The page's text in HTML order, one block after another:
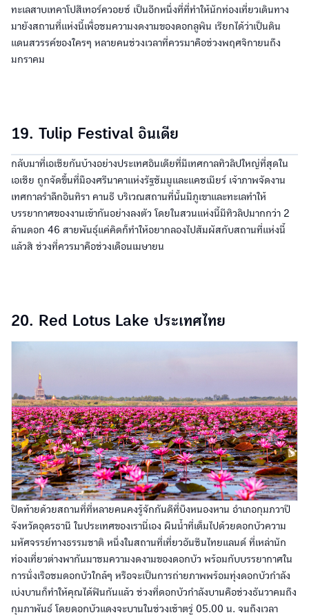
ทะเลสาบเทคาโปสีเทอร์ควอยซ์ เป็นอีกหนึ่งที่ที่ทำให้นักท่องเที่ยวเดินทาง
มายังสถานที่แห่งนี้เพื่อชมความงดงามของดอกลูพิน เรียกได้ว่าเป็นดิน
แดนสวรรค์ของใครๆ หลายคนช่วงเวลาที่ควรมาคือช่วงพฤศจิกายนถึง
มกราคม
19. Tulip Festival อินเดีย
กลับมาที่เอเชียกันบ้างอย่างประเทศอินเดียที่มีเทศกาลทิวลิปใหญ่ที่สุดใน
เอเชีย ถูกจัดขึ้นที่มืองศรีนาคาแห่งรัฐชัมมูและแคชเมียร์ เจ้าภาพจัดงาน
เทศกาลรำลึกอินทิรา คานธี บริเวณสถานที่นั้นมีภูเขาและทะเลทำให้
บรรยากาศของงานเข้ากันอย่างลงตัว โดยในสวนแห่งนี้มีทิวลิปมากกว่า 2
ล้านดอก 46 สายพันธุ์แค่คิดก็ทำให้อยากลองไปสัมผัสกับสถานที่แห่งนี้
แล้วสิ ช่วงที่ควรมาคือช่วงเดือนเมษายน
20. Red Lotus Lake ประเทศไทย
ปิดท้ายด้วยสถานที่ที่หลายคนคงรู้จักกันดีที่บึงหนองหาน อำเภอกุมภวาปี
จังหวัดอุดรธานี ในประเทศของเรานี่เอง ผืนน้ำที่เต็มไปด้วยดอกบัวความ
มหัศจรรย์ทางธรรมชาติ หนึ่งในสถานที่เที่ยวอันซีนไทยแลนด์ ที่เหล่านัก
ท่องเที่ยวต่างพากันมาชมความงดงามของดอกบัว พร้อมกับบรรยากาศใน
การนั่งเรือชมดอกบัวใกล้ๆ หรือจะเป็นการถ่ายภาพพร้อมทุ่งดอกบัวกำลัง
เบ่งบานก็ทำให้คุณได้ฟินกันแล้ว ช่วงที่ดอกบัวกำลังบานคือช่วงธันวาคมถึง
กุมภาพันธ์ โดยดอกบัวแดงจะบานในช่วงเช้าตรู่ 05.00 น. จนถึงเวลา